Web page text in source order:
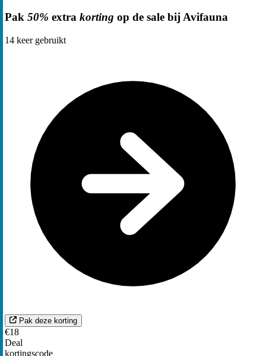
Pak 50% extra korting op de sale bij Avifauna
14 keer gebruikt
Pak deze korting
€18
Deal
kortingscode